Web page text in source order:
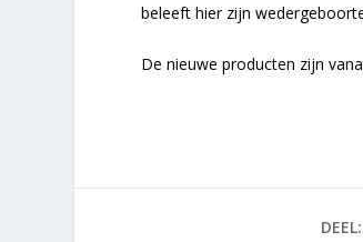
beleeft hier zijn
De nieuwe producten zijn
DEEL: